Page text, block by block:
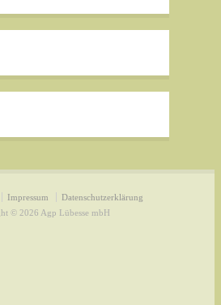
Impressum
Datenschutzerklärung
© 2026 Agp Lübesse mbH